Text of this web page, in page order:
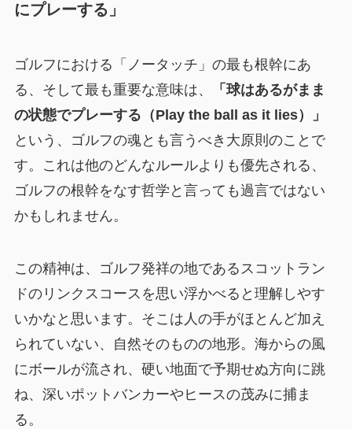
にプレーする」
ゴルフにおける「ノータッチ」の最も根幹にあ
る、そして最も重要な意味は、
「球はあるがまま
の状態でプレーする（Play the ball as it lies）」
という、ゴルフの魂とも言うべき大原則のことで
す。これは他のどんなルールよりも優先される、
ゴルフの根幹をなす哲学と言っても過言ではない
かもしれません。
この精神は、ゴルフ発祥の地であるスコットラン
ドのリンクスコースを思い浮かべると理解しやす
いかなと思います。そこは人の手がほとんど加え
られていない、自然そのものの地形。海からの風
にボールが流され、硬い地面で予期せぬ方向に跳
ね、深いポットバンカーやヒースの茂みに捕ま
る。